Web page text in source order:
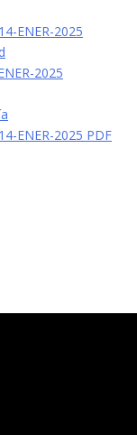
ENER-2025
2025
ENER-2025 PDF